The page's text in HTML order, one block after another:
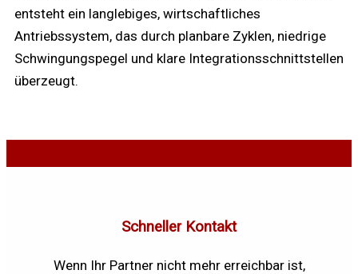
entsteht ein langlebiges, wirtschaftliches
Antriebssystem, das durch planbare Zyklen, niedrige
Schwingungspegel und klare Integrationsschnittstellen
überzeugt.
Schneller Kontakt
Wenn Ihr Partner nicht mehr erreichbar ist,